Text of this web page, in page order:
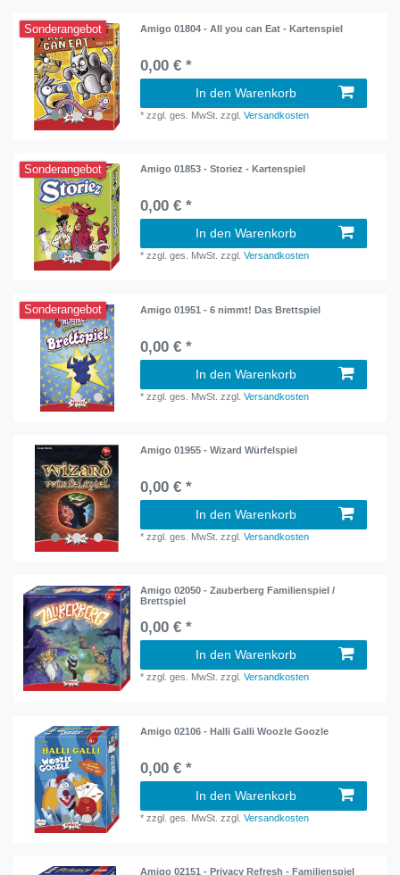
Sonderangebot Amigo 01804 - All you can Eat - Kartenspiel
0,00 € *
In den Warenkorb
*zzgl. ges. MwSt. zzgl.Versandkosten
Sonderangebot Amigo 01853 - Storiez - Kartenspiel
0,00 € *
In den Warenkorb
*zzgl. ges. MwSt. zzgl.Versandkosten
Sonderangebot Amigo 01951 - 6 nimmt! Das Brettspiel
0,00 € *
In den Warenkorb
*zzgl. ges. MwSt. zzgl.Versandkosten
Amigo 01955 - Wizard Würfelspiel
0,00 € *
In den Warenkorb
*zzgl. ges. MwSt. zzgl.Versandkosten
Amigo 02050 - Zauberberg Familienspiel /
Brettspiel
0,00 € *
In den Warenkorb
*zzgl. ges. MwSt. zzgl.Versandkosten
Amigo 02106 - Halli Galli Woozle Goozle
0,00 € *
In den Warenkorb
*zzgl. ges. MwSt. zzgl.Versandkosten
Amigo 02151 - Privacy Refresh - Familienspiel